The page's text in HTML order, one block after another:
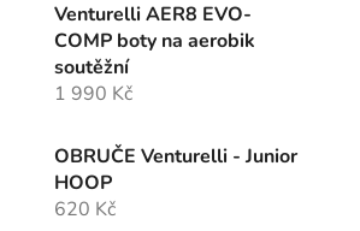
Venturelli AER8 EVO-
COMP boty na aerobik
soutěžní
1 990 Kč
OBRUČE Venturelli - Junior
HOOP
620 Kč